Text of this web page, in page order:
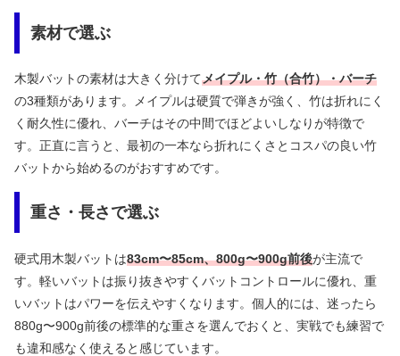
素材で選ぶ
木製バットの素材は大きく分けてメイプル・竹（合竹）・バーチ
の3種類があります。メイプルは硬質で弾きが強く、竹は折れにく
く耐久性に優れ、バーチはその中間でほどよいしなりが特徴で
す。正直に言うと、最初の一本なら折れにくさとコスパの良い竹
バットから始めるのがおすすめです。
重さ・長さで選ぶ
硬式用木製バットは83cm〜85cm、800g〜900g前後が主流で
す。軽いバットは振り抜きやすくバットコントロールに優れ、重
いバットはパワーを伝えやすくなります。個人的には、迷ったら
880g〜900g前後の標準的な重さを選んでおくと、実戦でも練習で
も違和感なく使えると感じています。